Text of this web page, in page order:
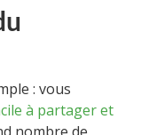
: vous
à partager et